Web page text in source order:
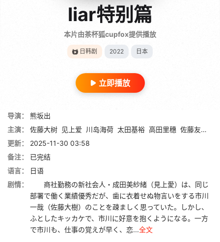
liar特别篇
本片由茶杯狐cupfox提供播放
日韩剧 2022 日本
立即播放
导演：
熊坂出
主演：
佐藤大树 见上爱 川岛海荷 太田基裕 高田里穗 佐藤友祐
更新：
2025-11-30 03:58
备注：
已完结
语言：
日语
剧情：
商社勤務の新社会人・成田美紗緒（見上愛）は、同じ
部署で働く業績優秀だが、歯に衣着せぬ物言いをする市川
一哉（佐藤大樹）のことを疎ましく思っていた。しかし、
ふとしたキッカケで、市川に好意を抱くようになる。一方
で市川も、仕事の覚えが早く、恋...全文